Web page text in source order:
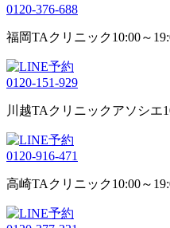
0120-376-688
福岡TAクリニック10:00～
0120-151-929
川越TAクリニックアソシエ
0120-916-471
高崎TAクリニック10:00～